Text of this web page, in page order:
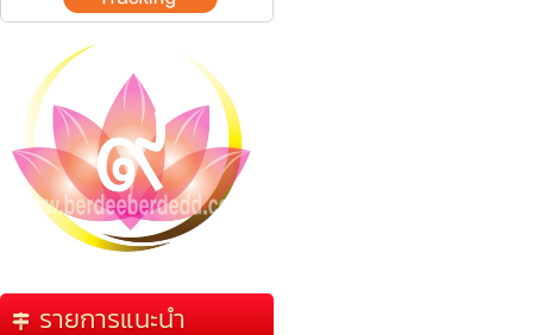
รายการแนะนำ